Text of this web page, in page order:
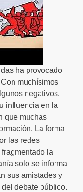
ha provocado
muchísimos
negativos.
influencia en la
que muchas
La forma
las redes
la
solo se informa
sus amistades y
debate público.